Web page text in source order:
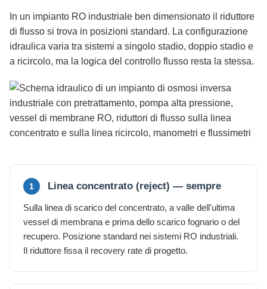
In un impianto RO industriale ben dimensionato il riduttore
di flusso si trova in posizioni standard. La configurazione
idraulica varia tra sistemi a singolo stadio, doppio stadio e
a ricircolo, ma la logica del controllo flusso resta la stessa.
1 Linea concentrato (reject) — sempre
Sulla linea di scarico del concentrato, a valle dell'ultima
vessel di membrana e prima dello scarico fognario o del
recupero. Posizione standard nei sistemi RO industriali.
Il riduttore fissa il recovery rate di progetto.